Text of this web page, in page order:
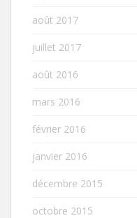
août 2017
juillet 2017
août 2016
mars 2016
février 2016
janvier 2016
décembre 2015
octobre 2015